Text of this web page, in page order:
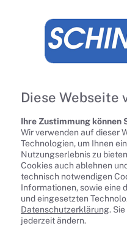
Startseite»Bad»
Diese Webseite
Ihre Zustimmung können
Wir verwenden auf dieser
Technologien, um Ihnen
Nutzungserlebnis zu
Cookies auch ablehnen
technisch notwendigen
Informationen, sowie eine
und eingesetzten
Datenschutzerklärung.
jederzeit ändern.